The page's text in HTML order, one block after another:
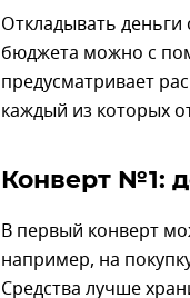
Откладывать
бюджета можно с
предусматривает
каждый из которых
Конверт №1:
В первый конверт
например, на
Средства лучше